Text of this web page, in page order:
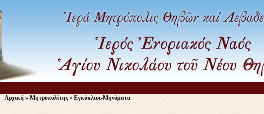
Αρχική» Μητροπολίτης» Εγκύκλιοι-Μηνύματα